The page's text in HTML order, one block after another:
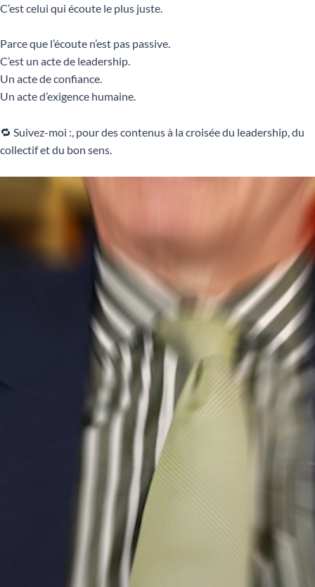
C’est celui qui écoute le plus juste.
Parce que l’écoute n’est pas passive.
C’est un acte de leadership.
Un acte de confiance.
Un acte d’exigence humaine.
🔁 Suivez-moi :, pour des contenus à la croisée du leadership, du
collectif et du bon sens.